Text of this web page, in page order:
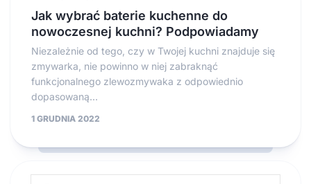
Jak wybrać baterie kuchenne do
nowoczesnej kuchni? Podpowiadamy
Niezależnie od tego, czy w Twojej kuchni znajduje się
zmywarka, nie powinno w niej zabraknąć
funkcjonalnego zlewozmywaka z odpowiednio
dopasowaną...
1 GRUDNIA 2022